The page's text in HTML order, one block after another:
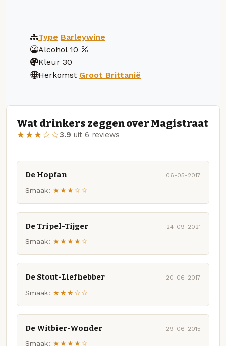
Type Barleywine
Alcohol 10
Kleur 30
Herkomst Groot Brittanië
Wat drinkers zeggen over Magistraat
★★★☆☆3.9 uit 6 reviews
De Hopfan 06-05-2017
Smaak: ★★★☆☆
De Tripel-Tijger 24-09-2021
Smaak: ★★★★☆
De Stout-Liefhebber 20-06-2017
Smaak: ★★★☆☆
De Witbier-Wonder 29-06-2015
Smaak: ★★★★☆